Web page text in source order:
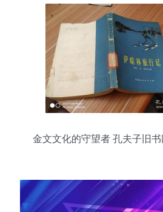
金文文化的守望者 孔夫子旧